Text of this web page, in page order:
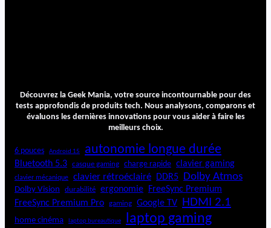
Découvrez la Geek Mania, votre source incontournable pour des
tests approfondis de produits tech. Nous analysons, comparons et
évaluons les dernières innovations pour vous aider à faire les
meilleurs choix.
6 pouces Android 15 autonomie longue durée
Bluetooth 5.3 casque gaming charge rapide clavier gaming
clavier mécanique clavier rétroéclairé DDR5 Dolby Atmos
Dolby Vision durabilité ergonomie
FreeSync Premium
FreeSync Premium Pro
gaming Google TV HDMI 2.1
home cinéma laptop bureautique laptop gaming